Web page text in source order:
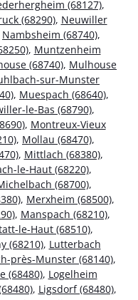
(68127),
(68290), Neuwiller
Nambsheim (68740),
, Muntzenheim
(68740), Mulhouse
sur-Munster
, Muespach (68640),
le-Bas (68790),
, Montreux-Vieux
, Mollau (68470),
, Mittlach (68380),
le-Haut (68220),
(68700),
, Merxheim (68500),
, Manspach (68210),
le-Haut (68510),
(68210), Lutterbach
près-Munster (68140),
(68480), Logelheim
, Ligsdorf (68480),